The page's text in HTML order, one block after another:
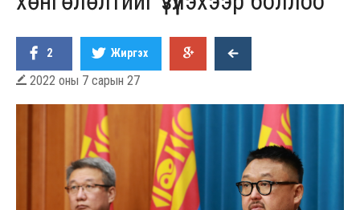
2 Жиргэх
 2022 оны 7 сарын 27